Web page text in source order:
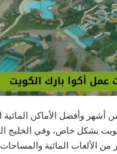
أشهر وأفضل الأماكن المائية
بشكل خاص، وفي الخليج
الألعاب المائية